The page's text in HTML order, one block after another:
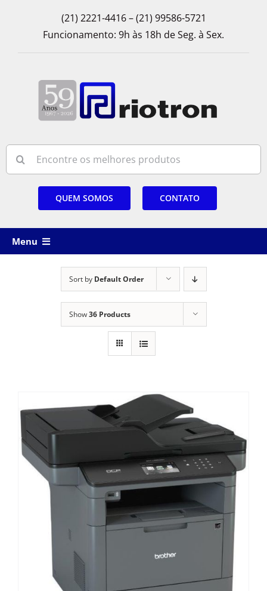
(21) 2221-4416 – (21) 99586-5721
Funcionamento: 9h às 18h de Seg. à Sex.
for:
QUEM SOMOS CONTATO
Menu
FRAGMENTADORAS
SCANNER
SUPRIMENTOS
OUTROS PRODUTOS
Sort by Default Order
Show36 Products